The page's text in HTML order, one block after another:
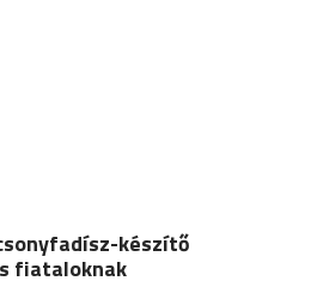
készítő
fiataloknak